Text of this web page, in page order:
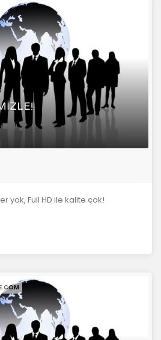
yok, Full HD ile kalite çok!